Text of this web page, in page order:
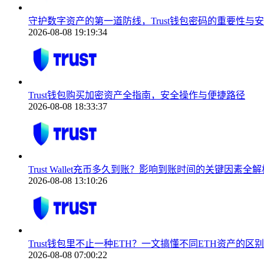
守护数字资产的第一道防线，Trust钱包密码的重要性与
2026-08-08 19:19:34
Trust钱包购买加密资产全指南，安全操作与便捷路径
2026-08-08 18:33:37
Trust Wallet充币多久到账？影响到账时间的关键因素全解
2026-08-08 13:10:26
Trust钱包里不止一种ETH？一文搞懂不同ETH资产的区
2026-08-08 07:00:22